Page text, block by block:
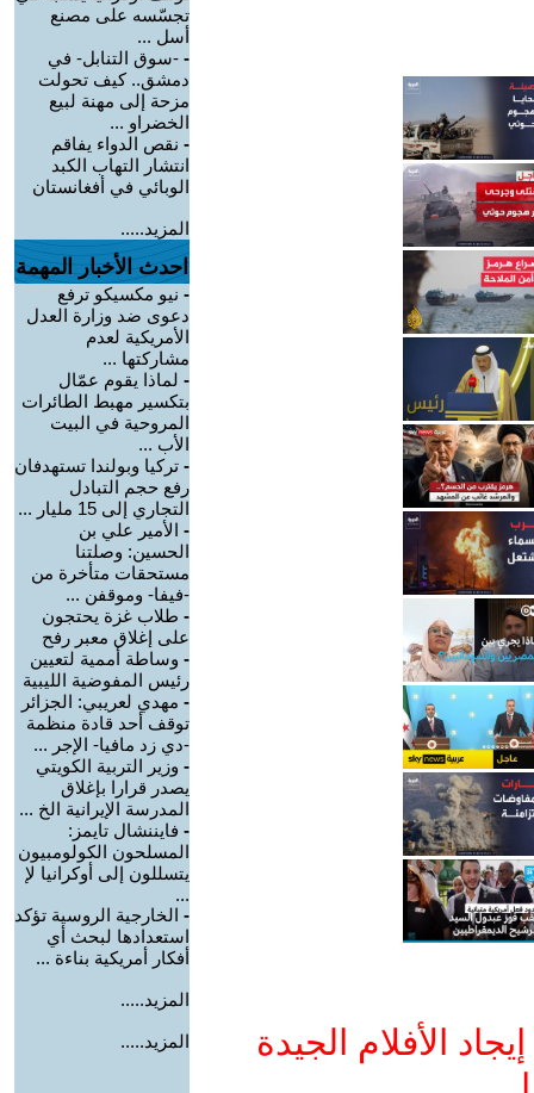
الأفلام الجيدة
تجسّسه على مصنع
أسل ...
- -سوق التنابل- في
دمشق.. كيف تحولت
مزحة إلى مهنة لبيع
الخضراو ...
- نقص الدواء يفاقم
انتشار التهاب الكبد
الوبائي في أفغانستان
المزيد.....
احدث الأخبار المهمة
- نيو مكسيكو ترفع
دعوى ضد وزارة العدل
الأمريكية لعدم
مشاركتها ...
- لماذا يقوم عمّال
بتكسير مهبط الطائرات
المروحية في البيت
الأب ...
- تركيا وبولندا تستهدفان
رفع حجم التبادل
التجاري إلى 15 مليار ...
- الأمير علي بن
الحسين: وصلتنا
مستحقات متأخرة من
-فيفا- وموقفن ...
- طلاب غزة يحتجون
على إغلاق معبر رفح
- وساطة أممية لتعيين
رئيس المفوضية الليبية
- مهدي لعريبي: الجزائر
توقف أحد قادة منظمة
-دي زد مافيا- الإجر ...
- وزير التربية الكويتي
يصدر قرارا بإغلاق
المدرسة الإيرانية الخ ...
- فايننشال تايمز:
المسلحون الكولومبيون
يتسللون إلى أوكرانيا لإ
...
- الخارجية الروسية تؤكد
استعدادها لبحث أي
أفكار أمريكية بناءة ...
المزيد.....
المزيد.....